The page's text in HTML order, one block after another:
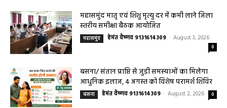
Uncategorized हेमंत वैष्णव 9131614309 -
August 4, 2026
महासमुंद मातृ एवं शिशु मृत्यु दर में कमी लाने जिला
महासमुंद हेमंत वैष्णव 9131614309 - August 3, 2026
0